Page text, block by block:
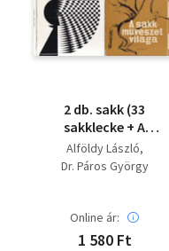
2 db. sakk (33
sakklecke + A
sakkművészet világa)
Alföldy László
Dr. Páros György
Online ár:
1 580 Ft